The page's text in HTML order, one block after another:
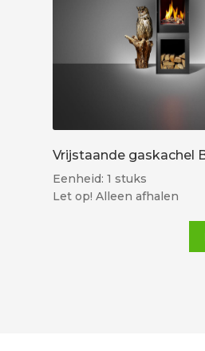
Vrijstaande gaskachel
Eenheid: 1 stuks
Let op! Alleen afhalen